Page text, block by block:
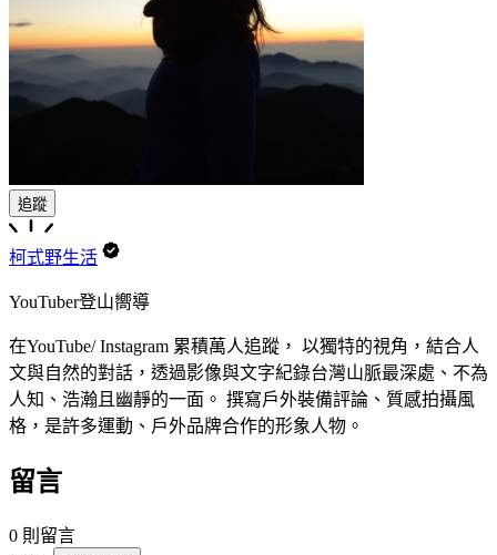
追蹤
柯式野生活
YouTuber登山嚮導
在YouTube/ Instagram 累積萬人追蹤， 以獨特的視角，結合人
文與自然的對話，透過影像與文字紀錄台灣山脈最深處、不為
人知、浩瀚且幽靜的一面。 撰寫戶外裝備評論、質感拍攝風
格，是許多運動、戶外品牌合作的形象人物。
留言
0 則留言